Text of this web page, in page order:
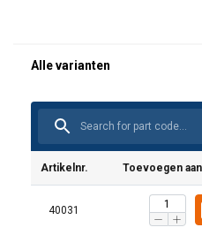
Artikelnr. Toevoegen
40031